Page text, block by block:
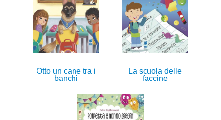
Otto un cane tra i
banchi
La scuola delle
faccine